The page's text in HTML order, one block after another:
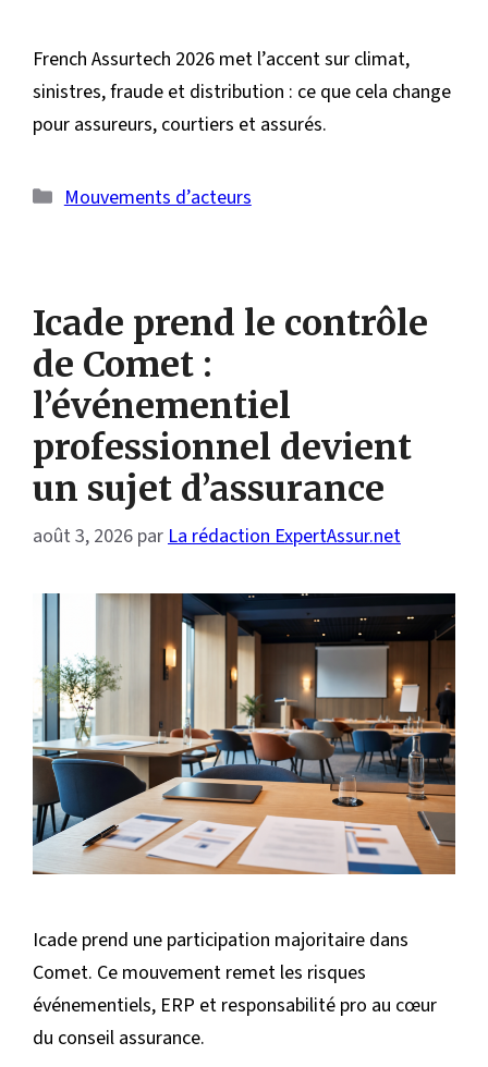
French Assurtech 2026 met l’accent sur climat,
sinistres, fraude et distribution : ce que cela change
pour assureurs, courtiers et assurés.
Catégories
Mouvements d’acteurs
Icade prend le contrôle
de Comet :
l’événementiel
professionnel devient
un sujet d’assurance
août 3, 2026 par La rédaction ExpertAssur.net
Icade prend une participation majoritaire dans
Comet. Ce mouvement remet les risques
événementiels, ERP et responsabilité pro au cœur
du conseil assurance.